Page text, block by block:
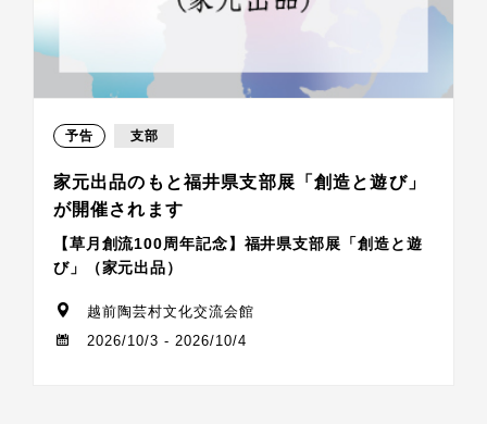
予告 支部
家元出品のもと福井県支部展「創造と遊び」
が開催されます
【草月創流100周年記念】福井県支部展「創造と遊
び」（家元出品）
越前陶芸村文化交流会館
2026/10/3 - 2026/10/4